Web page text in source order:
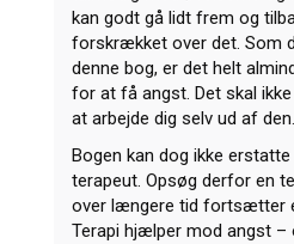
kan godt gå lidt frem og
forskrækket over det. Som
denne bog, er det helt
for at få angst. Det skal
at arbejde dig selv ud af den.
Bogen kan dog ikke
terapeut. Opsøg derfor en
over længere tid fortsætter
Terapi hjælper mod angst –